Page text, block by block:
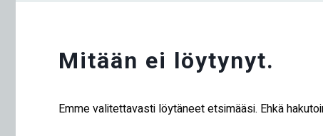
Mitään ei löytynyt.
Emme valitettavasti löytäneet etsimääsi. Ehkä